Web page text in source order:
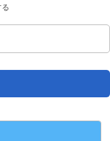
場合を除き、ご本人の了解
りません。
口について
開示対象個人情報の、利用